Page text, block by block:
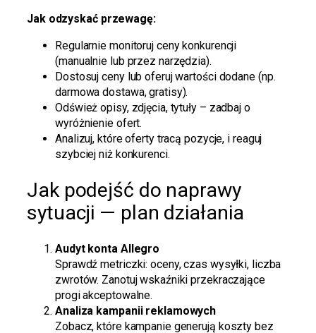
Jak odzyskać przewagę:
Regularnie monitoruj ceny konkurencji
(manualnie lub przez narzędzia).
Dostosuj ceny lub oferuj wartości dodane (np.
darmowa dostawa, gratisy).
Odśwież opisy, zdjęcia, tytuły – zadbaj o
wyróżnienie ofert.
Analizuj, które oferty tracą pozycje, i reaguj
szybciej niż konkurenci.
Jak podejść do naprawy
sytuacji — plan działania
Audyt konta Allegro
Sprawdź metriczki: oceny, czas wysyłki, liczba
zwrotów. Zanotuj wskaźniki przekraczające
progi akceptowalne.
Analiza kampanii reklamowych
Zobacz, które kampanie generują koszty bez